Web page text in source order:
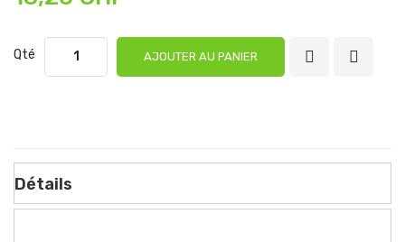
Qté AJOUTER AU PANIER
Détails